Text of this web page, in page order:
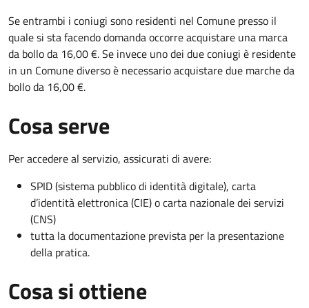
Se entrambi i coniugi sono residenti nel Comune presso il
quale si sta facendo domanda occorre acquistare una marca
da bollo da 16,00 €. Se invece uno dei due coniugi è residente
in un Comune diverso è necessario acquistare due marche da
bollo da 16,00 €.
Cosa serve
Per accedere al servizio, assicurati di avere:
SPID (sistema pubblico di identità digitale), carta
d’identità elettronica (CIE) o carta nazionale dei servizi
(CNS)
tutta la documentazione prevista per la presentazione
della pratica.
Cosa si ottiene